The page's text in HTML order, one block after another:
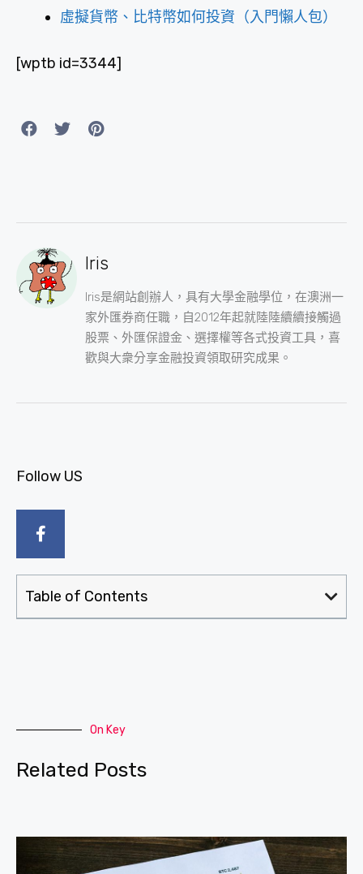
虛擬貨幣、比特幣如何投資（入門懶人包）
[wptb id=3344]
Iris
Iris是網站創辦人，具有大學金融學位，在澳洲一
家外匯券商任職，自2012年起就陸陸續續接觸過
股票、外匯保證金、選擇權等各式投資工具，喜
歡與大衆分享金融投資領取研究成果。
Follow US
Table of Contents
On Key
Related Posts